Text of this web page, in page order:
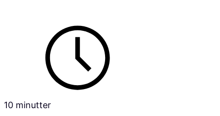
10 minutter